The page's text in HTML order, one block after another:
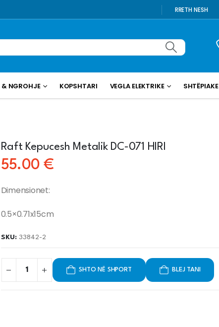
RRETH NESH
& NGROHJE KOPSHTARI VEGLA ELEKTRIKE SHTËPIAKE
Raft Kepucesh Metalik DC-071 HIRI
55.00 €
Dimensionet:
0.5×0.71x15cm
SKU: 33842-2
SHTO NË SHPORT BLEJ TANI